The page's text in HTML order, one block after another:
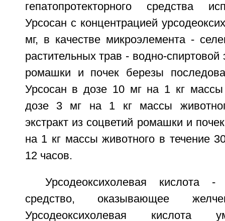
гепатопротекторного средства
Урсосан с концентрацией
мг, в качестве микроэлемента -
растительных трав - водно-спиртовой
ромашки и почек березы
Урсосан в дозе 10 мг на 1 кг массы
дозе 3 мг на 1 кг массы
экстракт из соцветий ромашки и
на 1 кг массы животного в течение
12 часов.
Урсодеоксихолевая кислота -
средство, оказывающее
Урсодеоксихолевая кислота